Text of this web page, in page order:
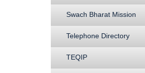
Swach Bharat Mission
Telephone Directory
TEQIP